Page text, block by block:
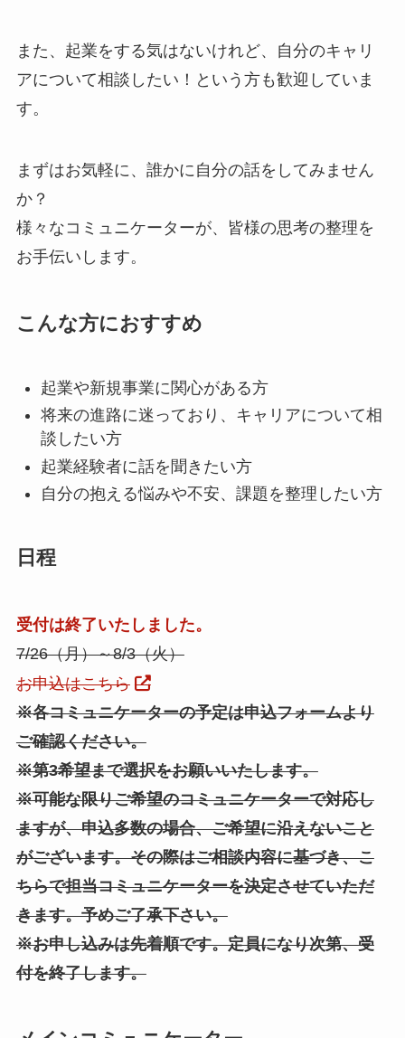
また、起業をする気はないけれど、自分のキャリ
アについて相談したい！という方も歓迎していま
す。
まずはお気軽に、誰かに自分の話をしてみません
か？
様々なコミュニケーターが、皆様の思考の整理を
お手伝いします。
こんな方におすすめ
起業や新規事業に関心がある方
将来の進路に迷っており、キャリアについて相
談したい方
起業経験者に話を聞きたい方
自分の抱える悩みや不安、課題を整理したい方
日程
受付は終了いたしました。
7/26（月）～8/3（火）
お申込はこちら
※各コミュニケーターの予定は申込フォームより
ご確認ください。
※第3希望まで選択をお願いいたします。
※可能な限りご希望のコミュニケーターで対応し
ますが、申込多数の場合、ご希望に沿えないこと
がございます。その際はご相談内容に基づき、こ
ちらで担当コミュニケーターを決定させていただ
きます。予めご了承下さい。
※お申し込みは先着順です。定員になり次第、受
付を終了します。